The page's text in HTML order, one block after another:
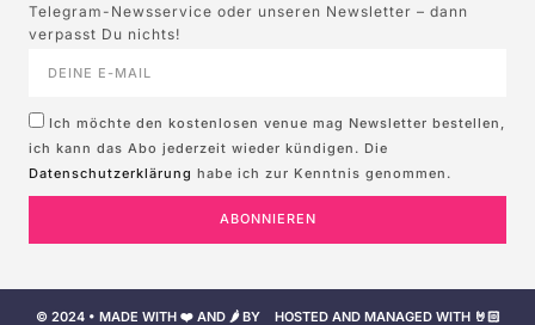
Telegram-Newsservice oder unseren Newsletter – dann
verpasst Du nichts!
Ich möchte den kostenlosen venue mag Newsletter bestellen,
ich kann das Abo jederzeit wieder kündigen. Die
Datenschutzerklärung habe ich zur Kenntnis genommen.
ABONNIEREN
© 2024 • MADE WITH ❤️ AND 🌶️ BY
HOSTED AND MANAGED WITH 🤘🏻